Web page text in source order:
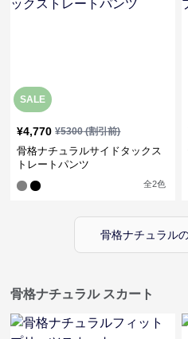
SALE
¥4,770 ¥5300(割引前)
骨格ナチュラルサイドタックス
トレートパンツ
全2色
骨格ナチュラル
骨格ナチュラル スカート